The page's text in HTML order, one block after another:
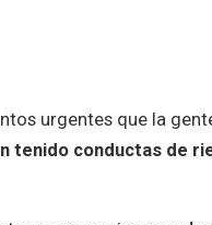
urgentes que la
tenido conductas de